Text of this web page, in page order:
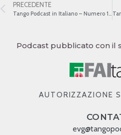
PRECEDENTE
Podcast pubblicato con il
AUTORIZZAZIONE